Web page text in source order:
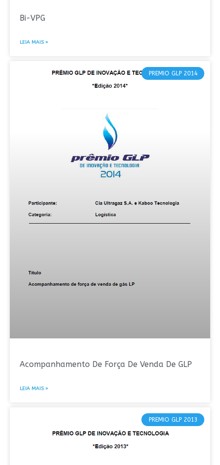
Bi-VPG
LEIA MAIS »
PREMIO GLP 2014
Acompanhamento De Força De Venda De GLP
LEIA MAIS »
PREMIO GLP 2013